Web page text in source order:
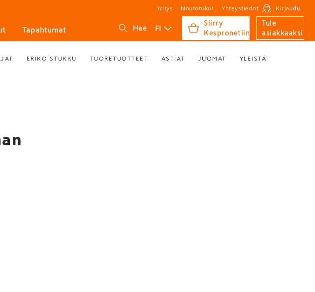
Yritys Noutotukut Yhteystiedot Kirjaudu
Tapahtumat Hae FI
Siirry
Kespronetiin
Tule
asiakkaaksi
ERIKOISTUKKU TUORETUOTTEET ASTIAT JUOMAT YLEISTÄ